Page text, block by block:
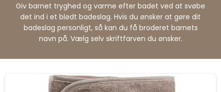
Giv barnet tryghed og varme efter badet ved at svøbe
det ind i et blødt badeslag. Hvis du ønsker at gøre dit
badeslag personligt, så kan du få broderet barnets
navn på. Vælg selv skriftfarven du ønsker.